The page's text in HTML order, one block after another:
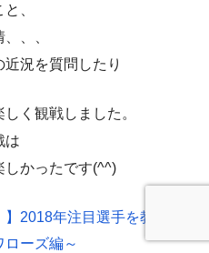
、
、、
況を質問したり
く観戦しました。
は
しかったです(^^)
2018年注目選手を教えて
ーズ編～